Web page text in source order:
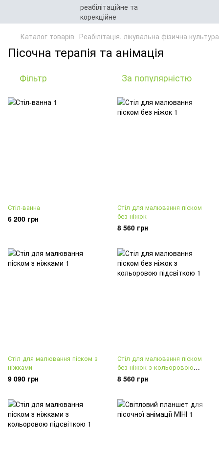
Каталог товарів Реабілітація, лікувальна фізична
Пісочна терапія та анімація
Фільтр За популярністю
Стіл-ванна
6 200 грн
Стіл для малювання піском
без ніжок
8 560 грн
Стіл для малювання піском з
ніжками
9 090 грн
Стіл для малювання піском
без ніжок з кольоровою
підсвіткою
8 560 грн